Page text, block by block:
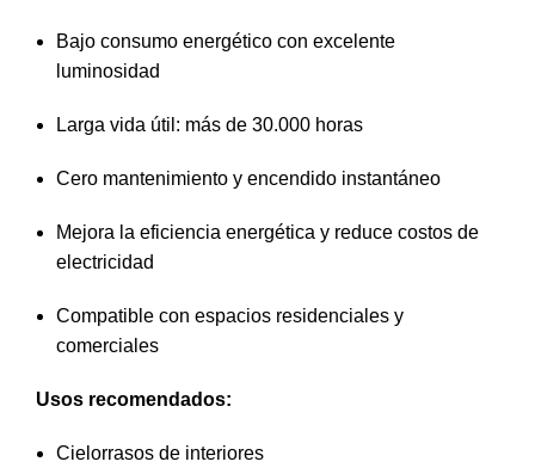
Bajo consumo energético con excelente
luminosidad
Larga vida útil: más de 30.000 horas
Cero mantenimiento y encendido instantáneo
Mejora la eficiencia energética y reduce costos de
electricidad
Compatible con espacios residenciales y
comerciales
Usos recomendados:
Cielorrasos de interiores